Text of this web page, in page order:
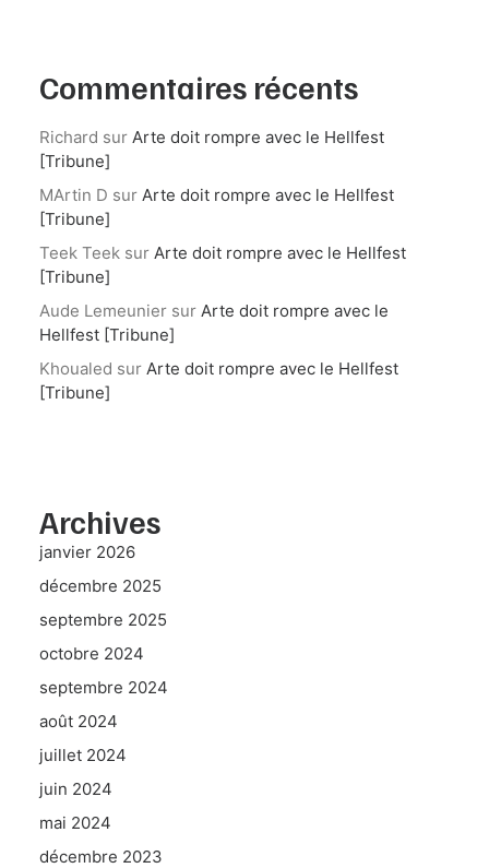
Commentaires récents
Richard sur Arte doit rompre avec le Hellfest
[Tribune]
MArtin D sur Arte doit rompre avec le Hellfest
[Tribune]
Teek Teek sur Arte doit rompre avec le Hellfest
[Tribune]
Aude Lemeunier sur Arte doit rompre avec le
Hellfest [Tribune]
Khoualed sur Arte doit rompre avec le Hellfest
[Tribune]
Archives
janvier 2026
décembre 2025
septembre 2025
octobre 2024
septembre 2024
août 2024
juillet 2024
juin 2024
mai 2024
décembre 2023